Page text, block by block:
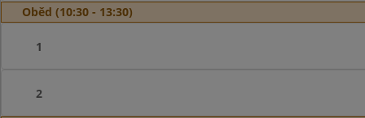
Oběd (10:30 - 13:30)
1
2